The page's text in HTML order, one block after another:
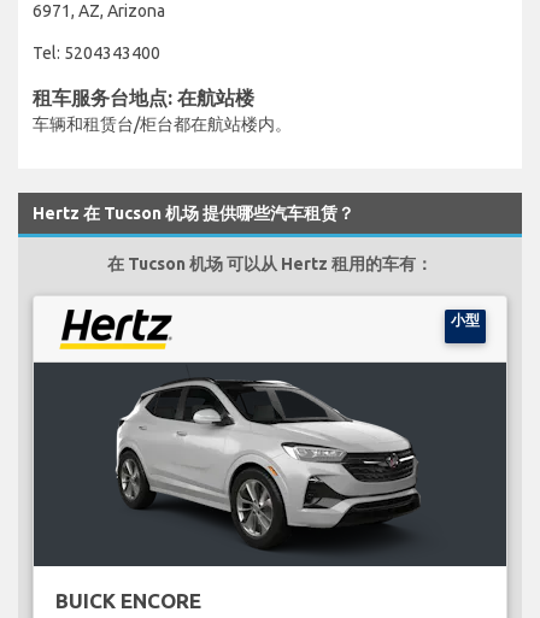
6971, AZ, Arizona
Tel: 5204343400
租车服务台地点: 在航站楼
车辆和租赁台/柜台都在航站楼内。
Hertz 在 Tucson 机场 提供哪些汽车租赁？
在 Tucson 机场 可以从 Hertz 租用的车有：
小型
BUICK ENCORE